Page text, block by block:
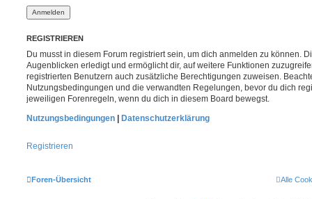
REGISTRIEREN
Du musst in diesem Forum registriert sein, um dich anmelden zu können.
Augenblicken erledigt und ermöglicht dir, auf weitere Funktionen
registrierten Benutzern auch zusätzliche Berechtigungen zuweisen.
Nutzungsbedingungen und die verwandten Regelungen, bevor du dich
jeweiligen Forenregeln, wenn du dich in diesem Board bewegst.
Nutzungsbedingungen
Datenschutzerklärung
Registrieren
Foren-Übersicht Alle